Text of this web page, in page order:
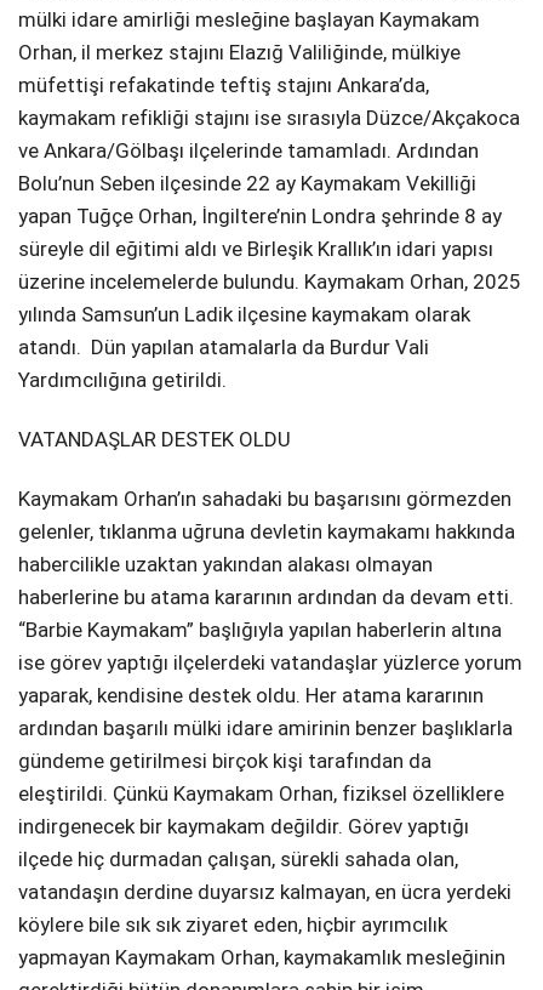
mülki idare amirliği mesleğine başlayan Kaymakam
Orhan, il merkez stajını Elazığ Valiliğinde, mülkiye
müfettişi refakatinde teftiş stajını Ankara’da,
kaymakam refikliği stajını ise sırasıyla Düzce/Akçakoca
ve Ankara/Gölbaşı ilçelerinde tamamladı. Ardından
Bolu’nun Seben ilçesinde 22 ay Kaymakam Vekilliği
yapan Tuğçe Orhan, İngiltere’nin Londra şehrinde 8 ay
süreyle dil eğitimi aldı ve Birleşik Krallık’ın idari yapısı
üzerine incelemelerde bulundu. Kaymakam Orhan, 2025
yılında Samsun’un Ladik ilçesine kaymakam olarak
atandı. Dün yapılan atamalarla da Burdur Vali
Yardımcılığına getirildi.
VATANDAŞLAR DESTEK OLDU
Kaymakam Orhan’ın sahadaki bu başarısını görmezden
gelenler, tıklanma uğruna devletin kaymakamı hakkında
habercilikle uzaktan yakından alakası olmayan
haberlerine bu atama kararının ardından da devam etti.
“Barbie Kaymakam” başlığıyla yapılan haberlerin altına
ise görev yaptığı ilçelerdeki vatandaşlar yüzlerce yorum
yaparak, kendisine destek oldu. Her atama kararının
ardından başarılı mülki idare amirinin benzer başlıklarla
gündeme getirilmesi birçok kişi tarafından da
eleştirildi. Çünkü Kaymakam Orhan, fiziksel özelliklere
indirgenecek bir kaymakam değildir. Görev yaptığı
ilçede hiç durmadan çalışan, sürekli sahada olan,
vatandaşın derdine duyarsız kalmayan, en ücra yerdeki
köylere bile sık sık ziyaret eden, hiçbir ayrımcılık
yapmayan Kaymakam Orhan, kaymakamlık mesleğinin